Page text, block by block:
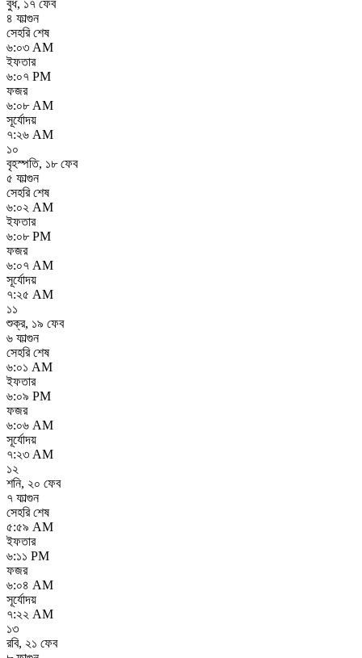
বুধ, ১৭ ফেব
৪ ফাল্গুন
সেহরি শেষ
৬:০৩ AM
ইফতার
৬:০৭ PM
ফজর
৬:০৮ AM
সূর্যোদয়
৭:২৬ AM
১০
বৃহস্পতি, ১৮ ফেব
৫ ফাল্গুন
সেহরি শেষ
৬:০২ AM
ইফতার
৬:০৮ PM
ফজর
৬:০৭ AM
সূর্যোদয়
৭:২৫ AM
১১
শুক্র, ১৯ ফেব
৬ ফাল্গুন
সেহরি শেষ
৬:০১ AM
ইফতার
৬:০৯ PM
ফজর
৬:০৬ AM
সূর্যোদয়
৭:২৩ AM
১২
শনি, ২০ ফেব
৭ ফাল্গুন
সেহরি শেষ
৫:৫৯ AM
ইফতার
৬:১১ PM
ফজর
৬:০৪ AM
সূর্যোদয়
৭:২২ AM
১৩
রবি, ২১ ফেব